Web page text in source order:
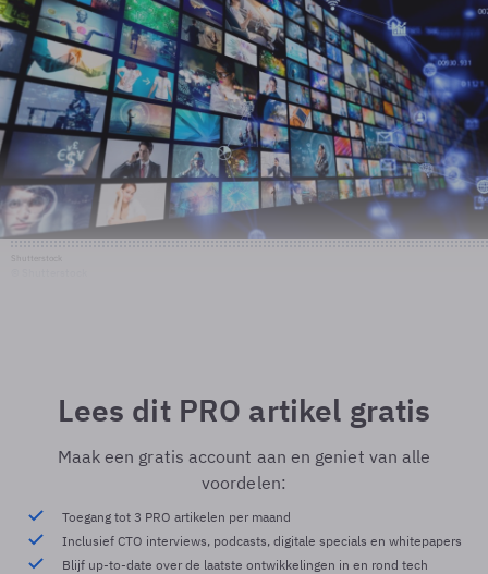
Lees dit PRO artikel gratis
Maak een gratis account aan en geniet van alle
voordelen:
Toegang tot 3 PRO artikelen per maand
Inclusief CTO interviews, podcasts, digitale specials en whitepapers
Blijf up-to-date over de laatste ontwikkelingen in en rond tech